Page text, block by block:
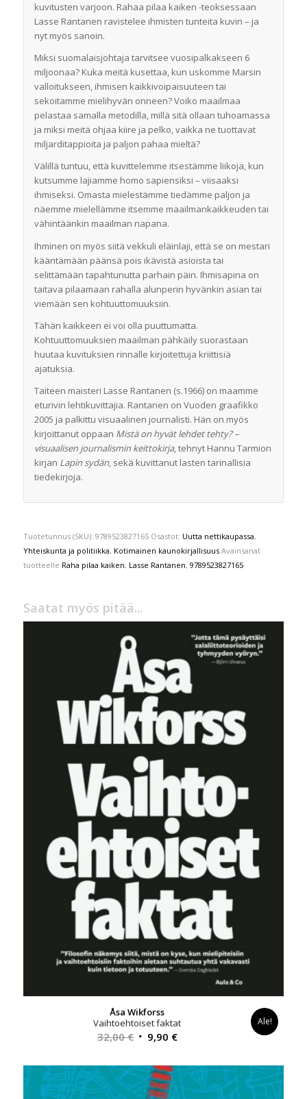
kuvitusten varjoon. Rahaa pilaa kaiken -teoksessaan
Lasse Rantanen ravistelee ihmisten tunteita kuvin – ja
nyt myös sanoin.
Miksi suomalaisjohtaja tarvitsee vuosipalkakseen 6
miljoonaa? Kuka meitä kusettaa, kun uskomme Marsin
valloitukseen, ihmisen kaikkivoipaisuuteen tai
sekoitamme mielihyvän onneen? Voiko maailmaa
pelastaa samalla metodilla, millä sitä ollaan tuhoamassa
ja miksi meitä ohjaa kiire ja pelko, vaikka ne tuottavat
miljarditappioita ja paljon pahaa mieltä?
Välillä tuntuu, että kuvittelemme itsestämme liikoja, kun
kutsumme lajiamme homo sapiensiksi – viisaaksi
ihmiseksi. Omasta mielestämme tiedämme paljon ja
näemme mielellämme itsemme maailmankaikkeuden tai
vähintäänkin maailman napana.
Ihminen on myös siitä vekkuli eläinlaji, että se on mestari
kääntämään päänsä pois ikävistä asioista tai
selittämään tapahtunutta parhain päin. Ihmisapina on
taitava pilaamaan rahalla alunperin hyvänkin asian tai
viemään sen kohtuuttomuuksiin.
Tähän kaikkeen ei voi olla puuttumatta.
Kohtuuttomuuksien maailman pähkäily suorastaan
huutaa kuvituksien rinnalle kirjoitettuja kriittisiä
ajatuksia.
Taiteen maisteri Lasse Rantanen (s.1966) on maamme
eturivin lehtikuvittajia. Rantanen on Vuoden graafikko
2005 ja palkittu visuaalinen journalisti. Hän on myös
kirjoittanut oppaan Mistä on hyvät lehdet tehty? –
visuaalisen journalismin keittokirja, tehnyt Hannu Tarmion
kirjan Lapin sydän, sekä kuvittanut lasten tarinallisia
tiedekirjoja.
Tuotetunnus (SKU): 9789523827165 Osastot: Uutta nettikaupassa,
Yhteiskunta ja politiikka, Kotimainen kaunokirjallisuus Avainsanat
tuotteelle Raha pilaa kaiken, Lasse Rantanen, 9789523827165
Saatat myös pitää...
Åsa Wikforss
Vaihtoehtoiset faktat
32,00€ Alkuperäinen
oli:
32,00 €.
9,90 €Nykyinen
on:
9,90 €.
Ale!